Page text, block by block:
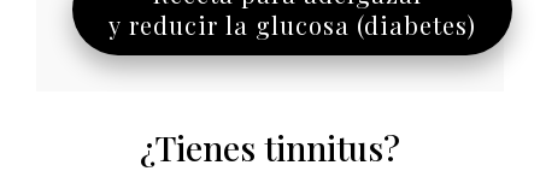
y reducir la glucosa (diabetes)
¿Tienes tinnitus?